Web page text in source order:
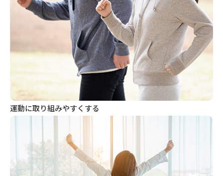
運動に取り組みやすくする